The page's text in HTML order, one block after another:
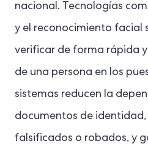
nacional. Tecnologías
y el reconocimiento facial
verificar de forma rápida
de una persona en los
sistemas reducen la
documentos de identidad,
falsificados o robados, y